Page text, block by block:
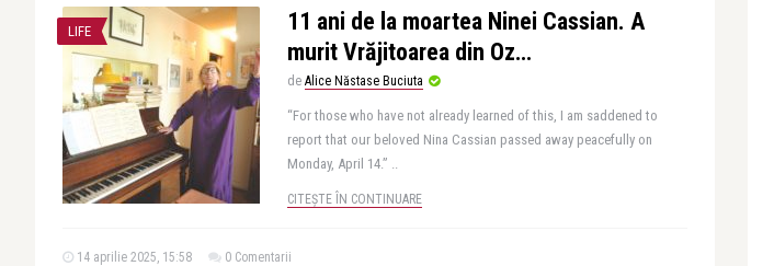
LIFE
11 ani de la moartea Ninei Cassian. A
murit Vrăjitoarea din Oz…
de Alice Năstase Buciuta
“For those who have not already learned of this, I am saddened to
report that our beloved Nina Cassian passed away peacefully on
Monday, April 14.” ..
CITEȘTE ÎN CONTINUARE
14 aprilie 2025, 15:58 0 Comentarii